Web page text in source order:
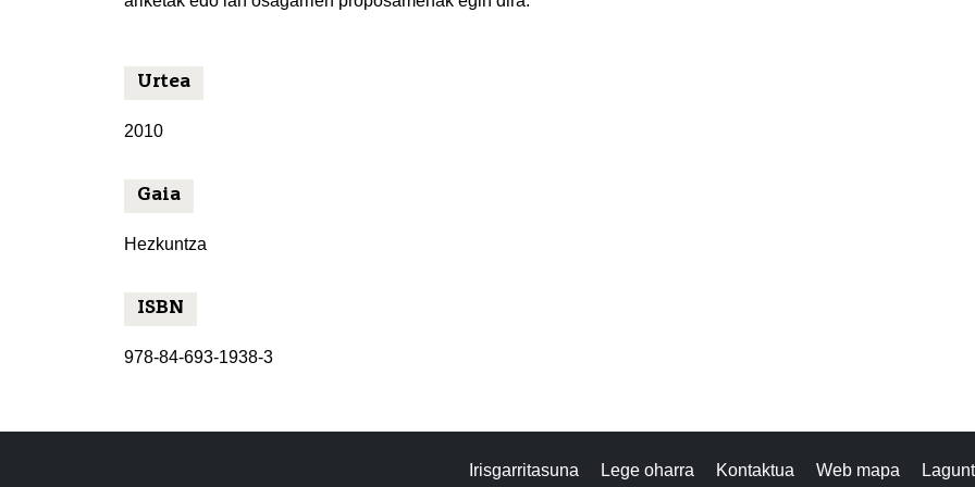
Urtea
2010
Gaia
Hezkuntza
ISBN
978-84-693-1938-3
Irisgarritasuna Lege oharra Kontaktua Web mapa